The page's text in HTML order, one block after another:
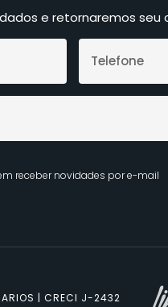
e retornaremos seu
receber novidades por e-mail
| CRECI J-2432